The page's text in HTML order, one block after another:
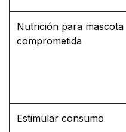
Nutrición para mascota
comprometida
Estimular consumo